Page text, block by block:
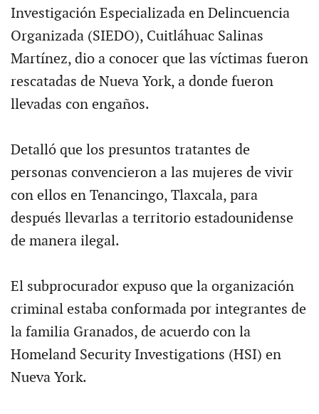
Investigación Especializada en Delincuencia
Organizada (SIEDO), Cuitláhuac Salinas
Martínez, dio a conocer que las víctimas fueron
rescatadas de Nueva York, a donde fueron
llevadas con engaños.
Detalló que los presuntos tratantes de
personas convencieron a las mujeres de vivir
con ellos en Tenancingo, Tlaxcala, para
después llevarlas a territorio estadounidense
de manera ilegal.
El subprocurador expuso que la organización
criminal estaba conformada por integrantes de
la familia Granados, de acuerdo con la
Homeland Security Investigations (HSI) en
Nueva York.